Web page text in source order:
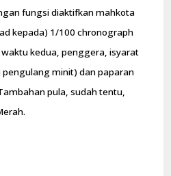
fungsi diaktifkan mahkota
kepada) 1/100 chronograph
kedua, penggera, isyarat
minit) dan paparan
pula, sudah tentu,